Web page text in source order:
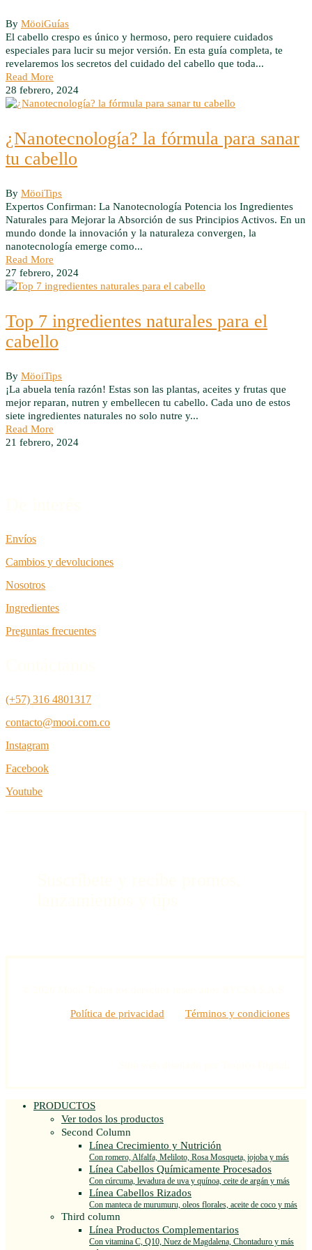
By MöoiGuías
El cabello crespo es único y hermoso, pero requiere cuidados
especiales para lucir su mejor versión. En esta guía completa, te
revelaremos los secretos del cuidado del cabello que toda...
Read More
28 febrero, 2024
¿Nanotecnología? la fórmula para sanar
tu cabello
By MöoiTips
Expertos Confirman: La Nanotecnología Potencia los Ingredientes
Naturales para Mejorar la Absorción de sus Principios Activos. En un
mundo donde la innovación y la naturaleza convergen, la
nanotecnología emerge como...
Read More
27 febrero, 2024
Top 7 ingredientes naturales para el
cabello
By MöoiTips
¡La abuela tenía razón! Estas son las plantas, aceites y frutas que
mejor reparan, nutren y embellecen tu cabello. Cada uno de estos
siete ingredientes naturales no solo nutre y...
Read More
21 febrero, 2024
Envíos
Cambios y devoluciones
Nosotros
Ingredientes
Preguntas frecuentes
(+57) 316 4801317
contacto@mooi.com.co
Instagram
Facebook
Youtube
Política de privacidad Términos y condiciones
PRODUCTOS
Ver todos los productos
Second Column
Línea Crecimiento y Nutrición
Con romero, Alfalfa, Meliloto, Rosa Mosqueta, jojoba y más
Línea Cabellos Químicamente Procesados
Con cúrcuma, levadura de uva y quínoa, ceite de argán y más
Línea Cabellos Rizados
Con manteca de murumuru, oleos florales, aceite de coco y más
Third column
Línea Productos Complementarios
Con vitamina C, Q10, Nuez de Magdalena, Chontaduro y más